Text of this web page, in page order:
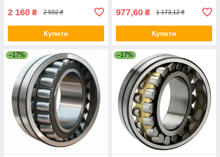
2 160 ₴ 2 592 ₴
Купити
977,60 ₴ 1 173,12 ₴
Купити
–17% –17%